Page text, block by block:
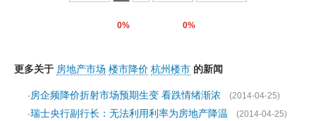
0% 0%
更多关于 房地产市场 楼市降价 杭州楼市 的新闻
· 房企频降价折射市场预期生变 看跌情绪渐浓
(2014-04-25)
·瑞士央行副行长：无法利用利率为房地产降温
(2014-04-25)